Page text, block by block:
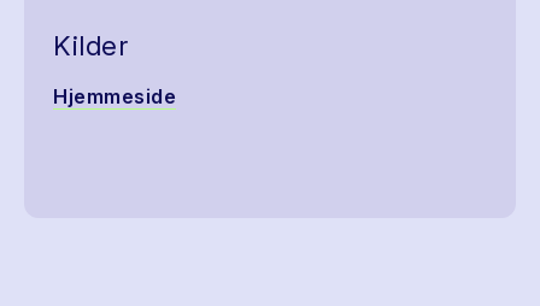
Kilder
Hjemmeside